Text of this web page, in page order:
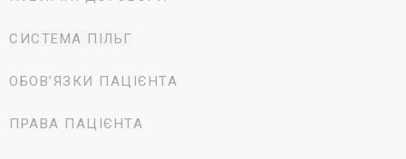
СИСТЕМА ПІЛЬГ
ОБОВ’ЯЗКИ ПАЦІЄНТА
ПРАВА ПАЦІЄНТА